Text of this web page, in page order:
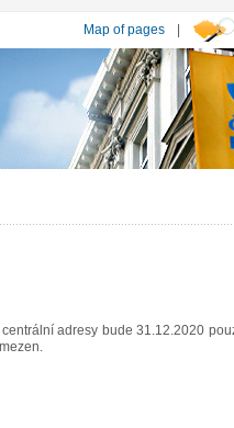
Map of pages |
adresy bude 31.12.2020